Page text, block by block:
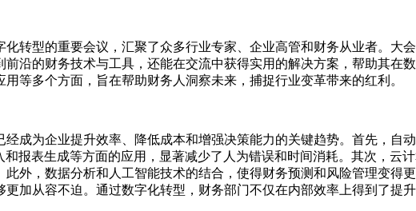
转型的重要会议，汇聚了众多行业专家、企业高管和财务从业者。大
沿的财务技术与工具，还能在交流中获得实用的解决方案，帮助其在
等多个方面，旨在帮助财务人洞察未来，捕捉行业变革带来的红利。
成为企业提升效率、降低成本和增强决策能力的关键趋势。首先，自
报表生成等方面的应用，显著减少了人为错误和时间消耗。其次，云
外，数据分析和人工智能技术的结合，使得财务预测和风险管理变得
加从容不迫。通过数字化转型，财务部门不仅在内部效率上得到了提